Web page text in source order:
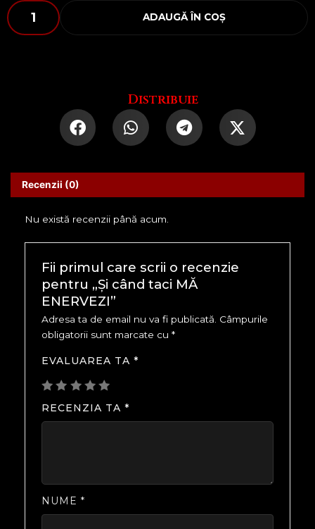
Cantitate
Și
când
ADAUGĂ ÎN COȘ
Distribuie
Recenzii (0)
Nu există recenzii până acum.
Fii primul care scrii o recenzie
pentru „Și când taci MĂ
ENERVEZI”
Adresa ta de email nu va fi publicată. Câmpurile
obligatorii sunt marcate cu *
EVALUAREA TA *
RECENZIA TA *
NUME *